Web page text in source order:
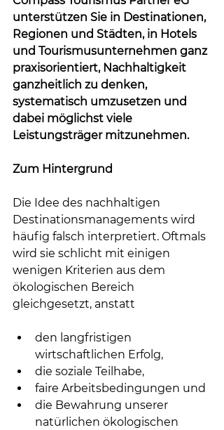
unterstützen Sie in Destinationen,
Regionen und Städten, in Hotels
und Tourismusunternehmen ganz
praxisorientiert, Nachhaltigkeit
ganzheitlich zu denken,
systematisch umzusetzen und
dabei möglichst viele
Leistungsträger mitzunehmen.
Zum Hintergrund
Die Idee des nachhaltigen
Destinationsmanagements wird
häufig falsch interpretiert. Oftmals
wird sie schlicht mit einigen
wenigen Kriterien aus dem
ökologischen Bereich
gleichgesetzt, anstatt
den langfristigen
wirtschaftlichen Erfolg,
die soziale Teilhabe,
faire Arbeitsbedingungen und
die Bewahrung unserer
natürlichen ökologischen